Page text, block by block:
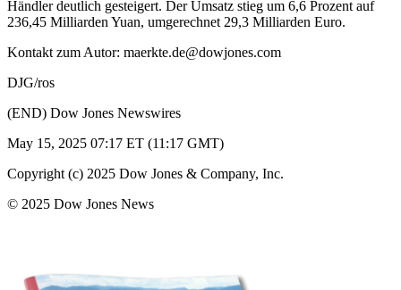
Händler deutlich gesteigert. Der Umsatz stieg um 6,6 Prozent auf
236,45 Milliarden Yuan, umgerechnet 29,3 Milliarden Euro.
Kontakt zum Autor: maerkte.de@dowjones.com
DJG/ros
(END) Dow Jones Newswires
May 15, 2025 07:17 ET (11:17 GMT)
Copyright (c) 2025 Dow Jones & Company, Inc.
© 2025 Dow Jones News